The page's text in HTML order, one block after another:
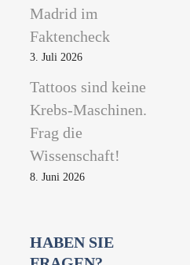
Madrid im
Faktencheck
3. Juli 2026
Tattoos sind keine
Krebs-Maschinen.
Frag die
Wissenschaft!
8. Juni 2026
HABEN SIE